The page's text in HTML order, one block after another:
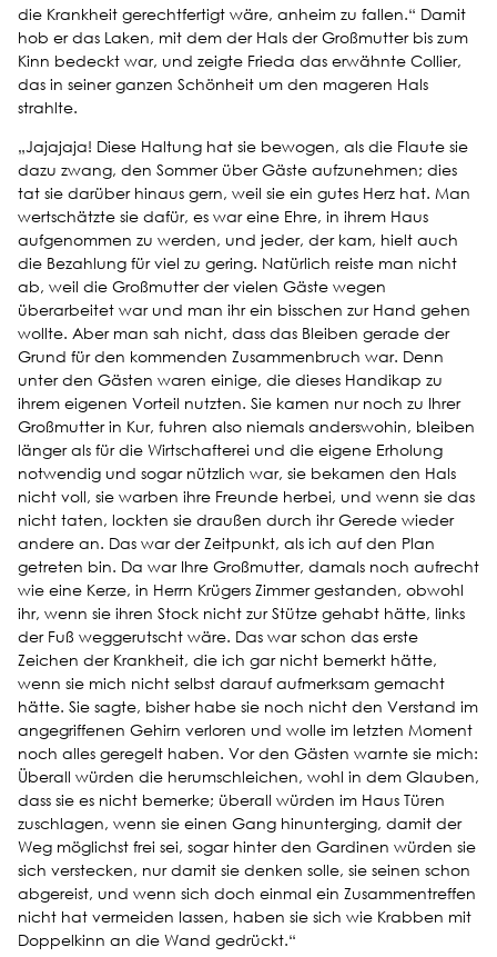
die Krankheit gerechtfertigt wäre, anheim zu fallen.“ Damit
hob er das Laken, mit dem der Hals der Großmutter bis zum
Kinn bedeckt war, und zeigte Frieda das erwähnte Collier,
das in seiner ganzen Schönheit um den mageren Hals
strahlte.
„Jajajaja! Diese Haltung hat sie bewogen, als die Flaute sie
dazu zwang, den Sommer über Gäste aufzunehmen; dies
tat sie darüber hinaus gern, weil sie ein gutes Herz hat. Man
wertschätzte sie dafür, es war eine Ehre, in ihrem Haus
aufgenommen zu werden, und jeder, der kam, hielt auch
die Bezahlung für viel zu gering. Natürlich reiste man nicht
ab, weil die Großmutter der vielen Gäste wegen
überarbeitet war und man ihr ein bisschen zur Hand gehen
wollte. Aber man sah nicht, dass das Bleiben gerade der
Grund für den kommenden Zusammenbruch war. Denn
unter den Gästen waren einige, die dieses Handikap zu
ihrem eigenen Vorteil nutzten. Sie kamen nur noch zu Ihrer
Großmutter in Kur, fuhren also niemals anderswohin, bleiben
länger als für die Wirtschafterei und die eigene Erholung
notwendig und sogar nützlich war, sie bekamen den Hals
nicht voll, sie warben ihre Freunde herbei, und wenn sie das
nicht taten, lockten sie draußen durch ihr Gerede wieder
andere an. Das war der Zeitpunkt, als ich auf den Plan
getreten bin. Da war Ihre Großmutter, damals noch aufrecht
wie eine Kerze, in Herrn Krügers Zimmer gestanden, obwohl
ihr, wenn sie ihren Stock nicht zur Stütze gehabt hätte, links
der Fuß weggerutscht wäre. Das war schon das erste
Zeichen der Krankheit, die ich gar nicht bemerkt hätte,
wenn sie mich nicht selbst darauf aufmerksam gemacht
hätte. Sie sagte, bisher habe sie noch nicht den Verstand im
angegriffenen Gehirn verloren und wolle im letzten Moment
noch alles geregelt haben. Vor den Gästen warnte sie mich:
Überall würden die herumschleichen, wohl in dem Glauben,
dass sie es nicht bemerke; überall würden im Haus Türen
zuschlagen, wenn sie einen Gang hinunterging, damit der
Weg möglichst frei sei, sogar hinter den Gardinen würden sie
sich verstecken, nur damit sie denken solle, sie seinen schon
abgereist, und wenn sich doch einmal ein Zusammentreffen
nicht hat vermeiden lassen, haben sie sich wie Krabben mit
Doppelkinn an die Wand gedrückt.“